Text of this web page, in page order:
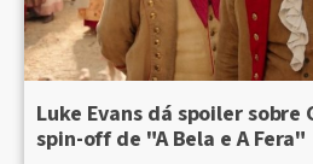
Luke Evans dá spoiler sobre
spin-off de "A Bela e A Fera"